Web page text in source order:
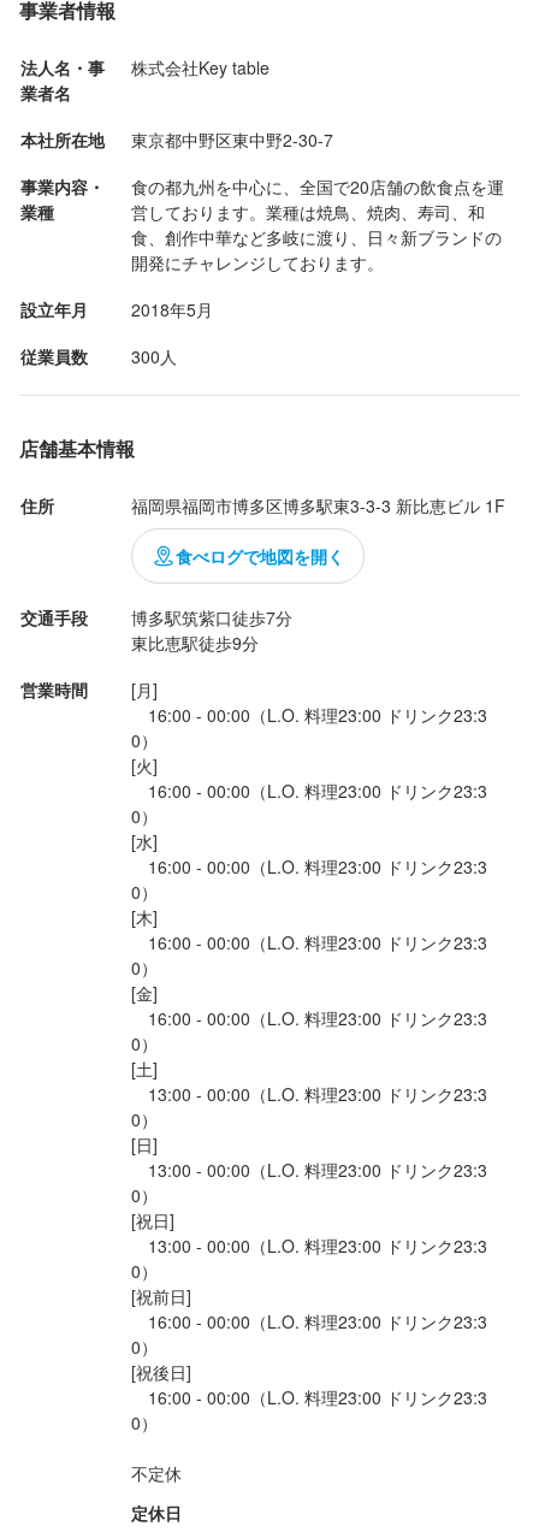
飯にかければ立派は朝ごはんになります。
２品目は５種類の刺身やワカメなどの盛り合わせ。一人前とは思
カリカリベーコンがたまりません。
揚げ餃子と牛すじ煮込みは、可もなく不可もなく。
６品目は茶碗蒸し。このお値段でイクラが載るなんて(*´-`)
この時点でお腹いっぱいです。
事業者情報
法人名・事
業者名
株式会社Key table
本社所在地
東京都中野区東中野2-30-7
事業内容・
業種
食の都九州を中心に、全国で20店舗の飲食点を運
営しております。業種は焼鳥、焼肉、寿司、和
食、創作中華など多岐に渡り、日々新ブランドの
開発にチャレンジしております。
設立年月
2018年5月
従業員数
300人
店舗基本情報
住所 福岡県福岡市博多区博多駅東3-3-3 新比恵ビル 1F
食べログで地図を開く
交通手段
博多駅筑紫口徒歩7分
東比恵駅徒歩9分
営業時間
[月]
16:00 - 00:00（L.O. 料理23:00 ドリンク23:3
0）
[火]
16:00 - 00:00（L.O. 料理23:00 ドリンク23:3
0）
[水]
16:00 - 00:00（L.O. 料理23:00 ドリンク23:3
0）
[木]
16:00 - 00:00（L.O. 料理23:00 ドリンク23:3
0）
[金]
16:00 - 00:00（L.O. 料理23:00 ドリンク23:3
0）
[土]
13:00 - 00:00（L.O. 料理23:00 ドリンク23:3
0）
[日]
13:00 - 00:00（L.O. 料理23:00 ドリンク23:3
0）
[祝日]
13:00 - 00:00（L.O. 料理23:00 ドリンク23:3
0）
[祝前日]
16:00 - 00:00（L.O. 料理23:00 ドリンク23:3
0）
[祝後日]
16:00 - 00:00（L.O. 料理23:00 ドリンク23:3
0）
不定休
定休日